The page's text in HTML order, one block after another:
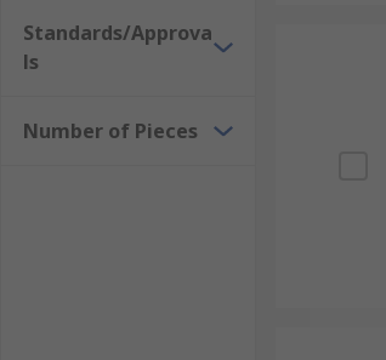
Standards/Approva
ls
Number of Pieces